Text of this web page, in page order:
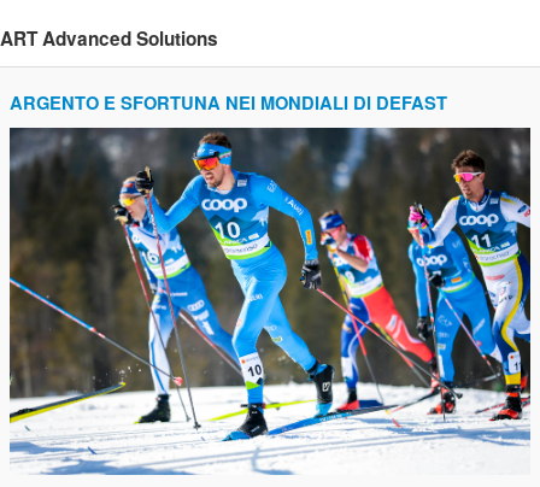
ART Advanced Solutions
ARGENTO E SFORTUNA NEI MONDIALI DI DEFAST